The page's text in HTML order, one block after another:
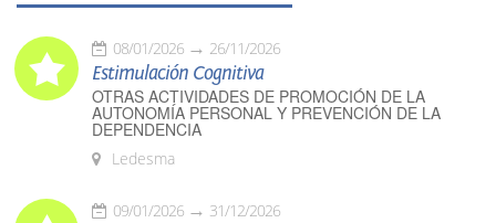
08/01/2026 26/11/2026
Estimulación Cognitiva
OTRAS ACTIVIDADES DE PROMOCIÓN DE LA
AUTONOMÍA PERSONAL Y PREVENCIÓN DE LA
DEPENDENCIA
Ledesma
09/01/2026 31/12/2026